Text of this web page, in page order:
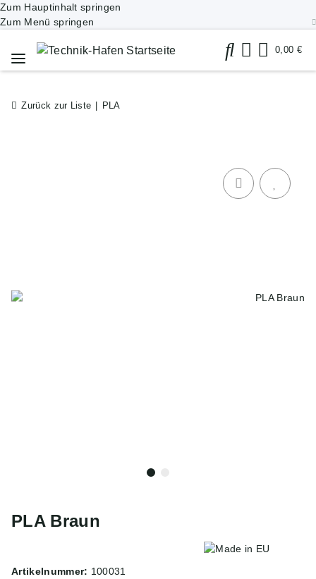
Zum Hauptinhalt springen
Zum Menü springen
0,00 €
Zurück zur Liste PLA
PLA Braun
Artikelnummer: 100031